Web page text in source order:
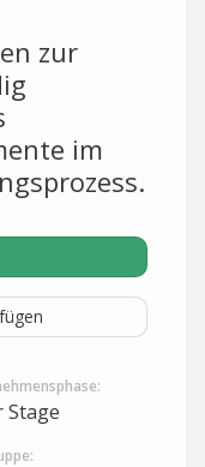
zur
im
Stage